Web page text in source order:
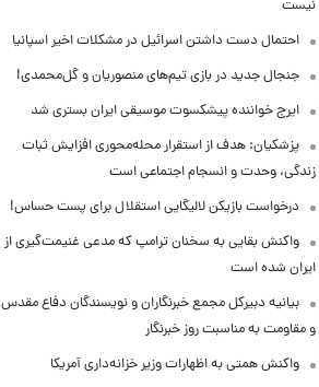
نیست
احتمال دست داشتن اسرائیل در مشکلات اخیر اسپانیا
جنجال جدید در بازی تیم‌های منصوریان و گل‌محمدی!
ایرج خواننده پیشکسوت موسیقی ایران بستری شد
پزشکیان: هدف از استقرار محله‌محوری افزایش ثبات
زندگی، وحدت و انسجام اجتماعی است
درخواست بازیکن لالیگایی استقلال برای پست حساس!
واکنش بقایی به سخنان ترامپ که مدعی غنیمت‌گیری از
ایران شده است
بیانیه دبیرکل مجمع خبرنگاران و نویسندگان دفاع مقدس
و مقاومت به مناسبت روز خبرنگار
واکنش همتی به اظهارات وزیر خزانه‌داری آمریکا